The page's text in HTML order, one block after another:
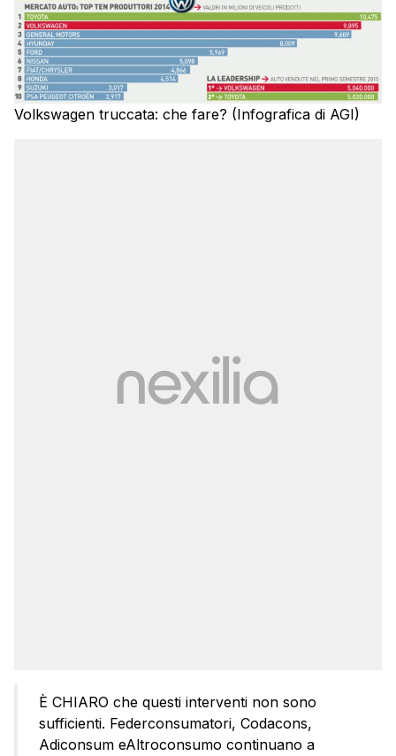
Volkswagen truccata: che fare? (Infografica di AGI)
È CHIARO che questi interventi non sono
sufficienti. Federconsumatori, Codacons,
Adiconsum eAltroconsumo continuano a